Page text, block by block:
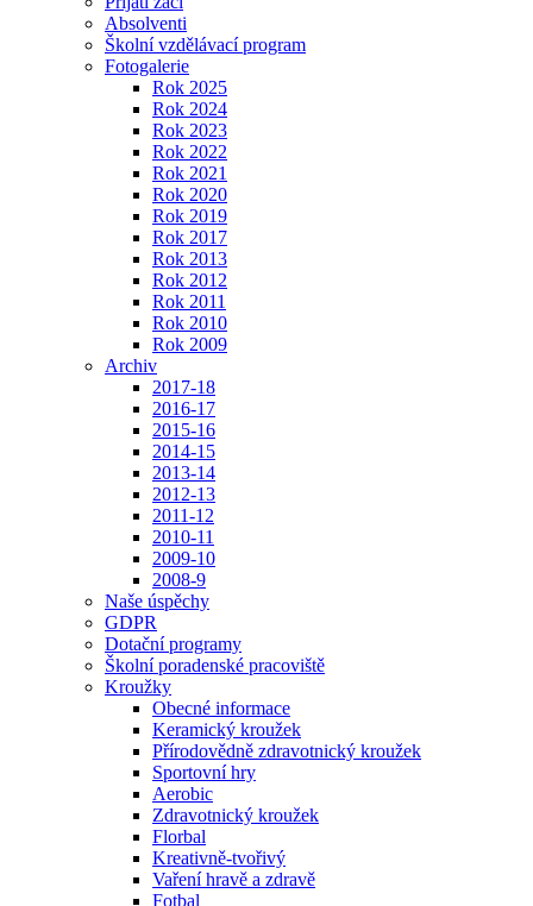
Absolventi
Školní vzdělávací program
Fotogalerie
Rok 2025
Rok 2024
Rok 2023
Rok 2022
Rok 2021
Rok 2020
Rok 2019
Rok 2017
Rok 2013
Rok 2012
Rok 2011
Rok 2010
Rok 2009
Archiv
2017-18
2016-17
2015-16
2014-15
2013-14
2012-13
2011-12
2010-11
2009-10
2008-9
Naše úspěchy
GDPR
Dotační programy
Školní poradenské pracoviště
Kroužky
Obecné informace
Keramický kroužek
Přírodovědně zdravotnický kroužek
Sportovní hry
Aerobic
Zdravotnický kroužek
Florbal
Kreativně-tvořivý
Vaření hravě a zdravě
Fotbal